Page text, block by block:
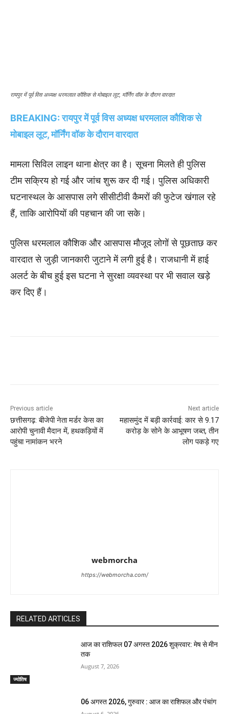
रायपुर में पूर्व विस अध्यक्ष धरमलाल कौशिक से मोबाइल लूट, मॉर्निंग वॉक के दौरान वारदात
BREAKING: रायपुर में पूर्व विस अध्यक्ष धरमलाल कौशिक से
मोबाइल लूट, मॉर्निंग वॉक के दौरान वारदात
मामला सिविल लाइन थाना क्षेत्र का है। सूचना मिलते ही पुलिस
टीम सक्रिय हो गई और जांच शुरू कर दी गई। पुलिस अधिकारी
घटनास्थल के आसपास लगे सीसीटीवी कैमरों की फुटेज खंगाल रहे
हैं, ताकि आरोपियों की पहचान की जा सके।
पुलिस धरमलाल कौशिक और आसपास मौजूद लोगों से पूछताछ कर
वारदात से जुड़ी जानकारी जुटाने में लगी हुई है। राजधानी में हाई
अलर्ट के बीच हुई इस घटना ने सुरक्षा व्यवस्था पर भी सवाल खड़े
कर दिए हैं।
Previous article
छत्तीसगढ़: बीजेपी नेता मर्डर केस का
आरोपी चुनावी मैदान में, हथकड़ियों में
पहुंचा नामांकन भरने
Next article
महासमुंद में बड़ी कार्रवाई: कार से 9.17
करोड़ के सोने के आभूषण जब्त, तीन
लोग पकड़े गए
webmorcha
https://webmorcha.com/
RELATED ARTICLES
ज्योतिष
आज का राशिफल 07 अगस्त 2026 शुक्रवार: मेष से मीन
तक
August 7, 2026
06 अगस्त 2026, गुरुवार : आज का राशिफल और पंचांग